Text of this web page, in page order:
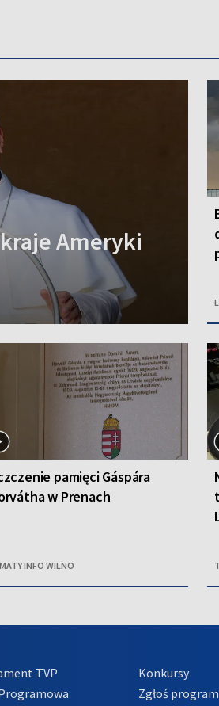
Ameryki
pamięci Gáspára
w Prenach
INFO WILNO
TVP
Konkursy
Zgłoś